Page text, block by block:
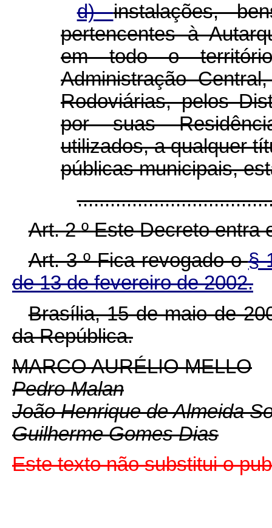
d)instalações,
pertencentes à
em todo o
Administração
Rodoviárias, pelos
por suas
utilizados, a qualquer
públicas municipais,
Art. 2ºEste Decreto entra
Art. 3ºFica revogado o§
de 13 de fevereiro de 2002.
Brasília, 15 de maio de
da República.
MARCO AURÉLIO MELLO
Pedro Malan
João Henrique de Almeida
Guilherme Gomes Dias
Este texto não substitui o